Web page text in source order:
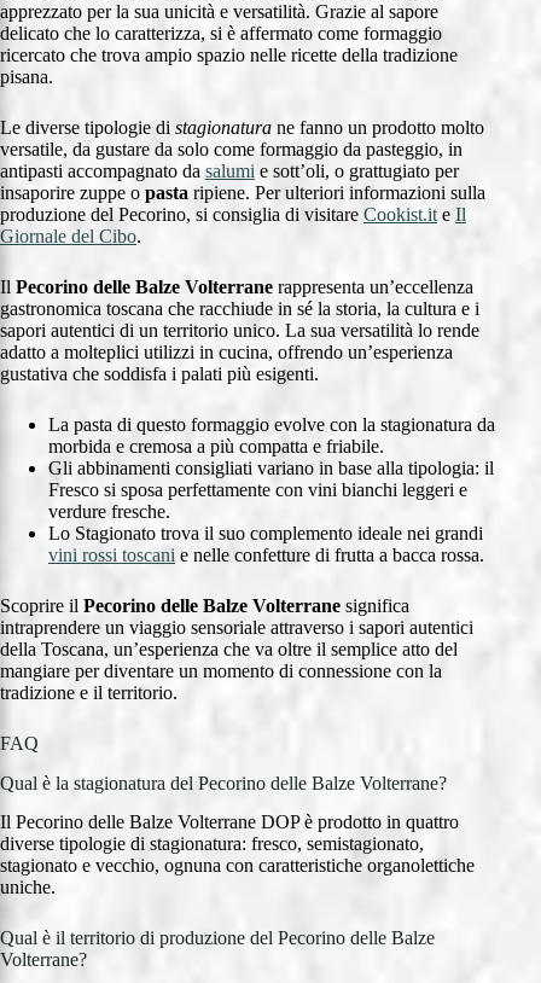
apprezzato per la sua unicità e versatilità. Grazie al sapore
delicato che lo caratterizza, si è affermato come formaggio
ricercato che trova ampio spazio nelle ricette della tradizione
pisana.
Le diverse tipologie di stagionatura ne fanno un prodotto molto
versatile, da gustare da solo come formaggio da pasteggio, in
antipasti accompagnato da salumi e sott’oli, o grattugiato per
insaporire zuppe o pasta ripiene. Per ulteriori informazioni sulla
produzione del Pecorino, si consiglia di visitare Cookist.it e Il
Giornale del Cibo.
Il Pecorino delle Balze Volterrane rappresenta un’eccellenza
gastronomica toscana che racchiude in sé la storia, la cultura e i
sapori autentici di un territorio unico. La sua versatilità lo rende
adatto a molteplici utilizzi in cucina, offrendo un’esperienza
gustativa che soddisfa i palati più esigenti.
La pasta di questo formaggio evolve con la stagionatura da
morbida e cremosa a più compatta e friabile.
Gli abbinamenti consigliati variano in base alla tipologia: il
Fresco si sposa perfettamente con vini bianchi leggeri e
verdure fresche.
Lo Stagionato trova il suo complemento ideale nei grandi
vini rossi toscani e nelle confetture di frutta a bacca rossa.
Scoprire il Pecorino delle Balze Volterrane significa
intraprendere un viaggio sensoriale attraverso i sapori autentici
della Toscana, un’esperienza che va oltre il semplice atto del
mangiare per diventare un momento di connessione con la
tradizione e il territorio.
FAQ
Qual è la stagionatura del Pecorino delle Balze Volterrane?
Il Pecorino delle Balze Volterrane DOP è prodotto in quattro
diverse tipologie di stagionatura: fresco, semistagionato,
stagionato e vecchio, ognuna con caratteristiche organolettiche
uniche.
Qual è il territorio di produzione del Pecorino delle Balze
Volterrane?